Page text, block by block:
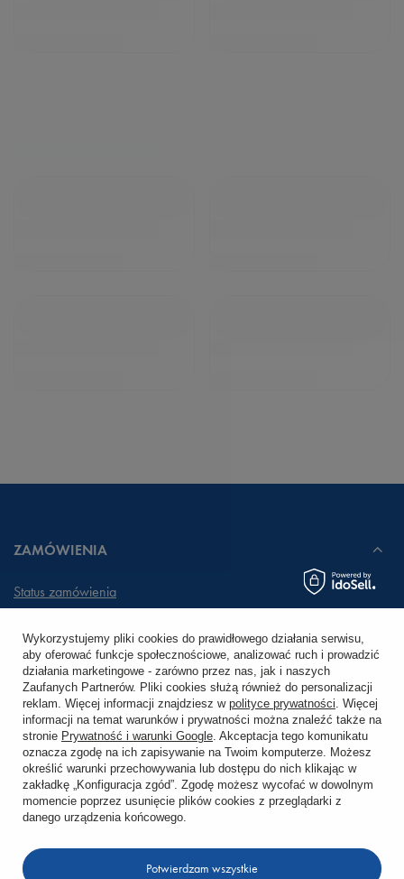
ZAMÓWIENIA
Status zamówienia
Chcę zareklamować produkt
Chcę zwrócić produkt
Chcę wymienić towar
KONTO
Wykorzystujemy pliki cookies do prawidłowego działania serwisu,
aby oferować funkcje społecznościowe, analizować ruch i prowadzić
działania marketingowe - zarówno przez nas, jak i naszych
Zaufanych Partnerów. Pliki cookies służą również do personalizacji
reklam. Więcej informacji znajdziesz w polityce prywatności. Więcej
informacji na temat warunków i prywatności można znaleźć także na
stronie Prywatność i warunki Google. Akceptacja tego komunikatu
oznacza zgodę na ich zapisywanie na Twoim komputerze. Możesz
określić warunki przechowywania lub dostępu do nich klikając w
zakładkę „Konfiguracja zgód”. Zgodę możesz wycofać w dowolnym
momencie poprzez usunięcie plików cookies z przeglądarki z
danego urządzenia końcowego.
Potwierdzam wszystkie